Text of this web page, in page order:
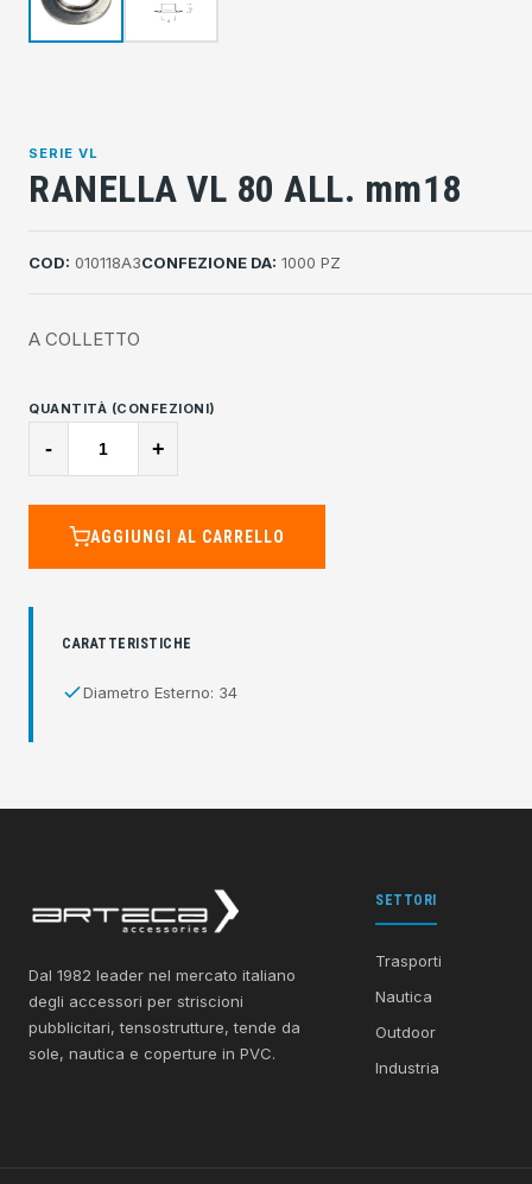
SERIE VL
RANELLA VL 80 ALL. mm18
COD: 010118A3CONFEZIONE DA: 1000 PZ
A COLLETTO
QUANTITÀ (CONFEZIONI)
- +
AGGIUNGI AL CARRELLO
CARATTERISTICHE
Diametro Esterno: 34
Dal 1982 leader nel mercato italiano
degli accessori per striscioni
pubblicitari, tensostrutture, tende da
sole, nautica e coperture in PVC.
SETTORI
Trasporti
Nautica
Outdoor
Industria